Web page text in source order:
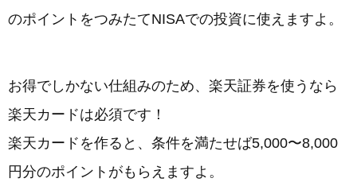
のポイントをつみたてNISAでの投資に使えますよ。
お得でしかない仕組みのため、楽天証券を使うなら
楽天カードは必須です！
楽天カードを作ると、条件を満たせば5,000〜8,000
円分のポイントがもらえますよ。